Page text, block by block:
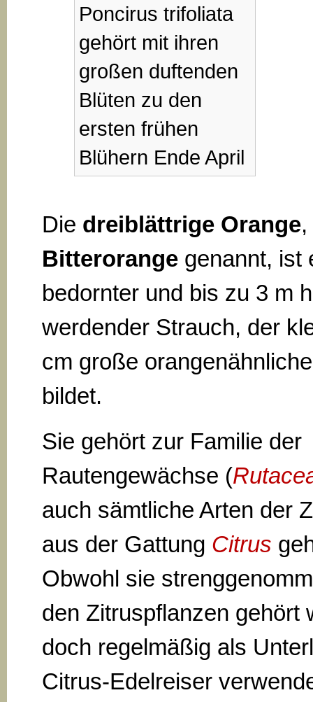
Poncirus trifoliata
gehört mit ihren
großen duftenden
Blüten zu den
ersten frühen
Blühern Ende April
Die dreiblättrige Orange,
Bitterorangegenannt, ist
bedornter und bis zu 3 m
werdender Strauch, der
cm große
bildet.
Sie gehört zur Familie der
Rautengewächse (
auch sämtliche Arten der
aus der Gattung Citrus
Obwohl sie
den Zitruspflanzen gehört
doch regelmäßig als
Citrus-Edelreiser